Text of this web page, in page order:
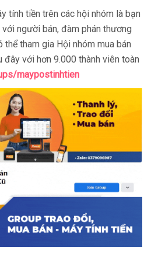
tính tiền trên các hội nhóm là bạn
người bán, đàm phán thương
thể tham gia Hội nhóm mua bán
đây với hơn 9.000 thành viên toàn
maypostinhtien